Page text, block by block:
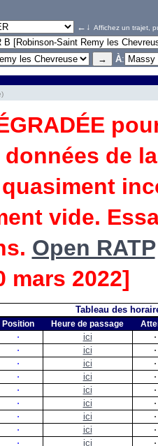
←↓ Affichez un trajet,
→ À:
données de
vide.
Open RATP
mars 2022]
Tableau des
Position Heure de passage
⋅ ici
⋅
⋅ ici
⋅
⋅ ici
⋅
⋅ ici
⋅
⋅ ici
⋅
⋅ ici
⋅
⋅ ici
⋅
⋅ ici
⋅
⋅ ici
⋅